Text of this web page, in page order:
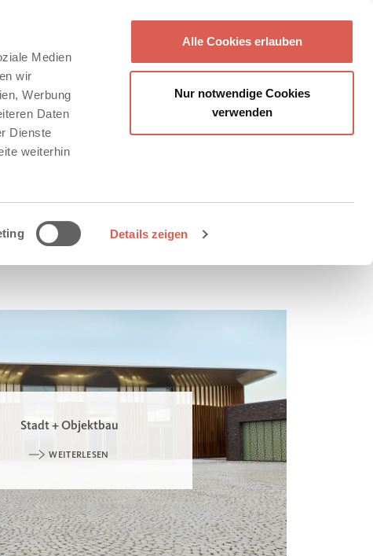
Medien
wir
Werbung
Daten
Dienste
weiterhin
Details zeigen
Alle Cookies erlauben
Nur notwendige Cookies
verwenden
Stadt + Objektbau
WEITERLESEN